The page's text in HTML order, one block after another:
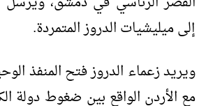
إلى ميليشيات الدروز المتمردة.
ويريد زعماء الدروز فتح المنفذ
مع الأردن الواقع بين ضغوط دولة